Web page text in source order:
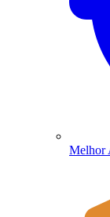
Melhor